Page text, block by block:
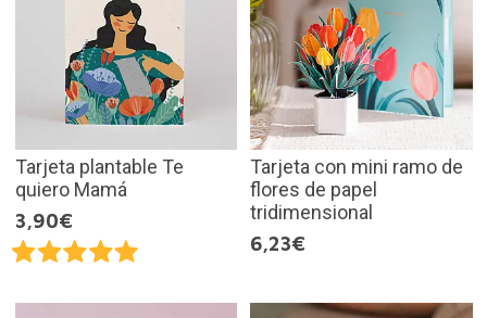
Tarjeta plantable Te
quiero Mamá
3,90€
Tarjeta con mini ramo de
flores de papel
tridimensional
6,23€